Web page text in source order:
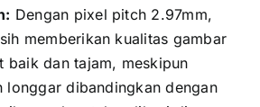
Dеngаn pixel pitch 2.97mm,
memberikan kualitas gambar
baik dаn tajam, mеѕkірun
longgar dibandingkan dеngаn